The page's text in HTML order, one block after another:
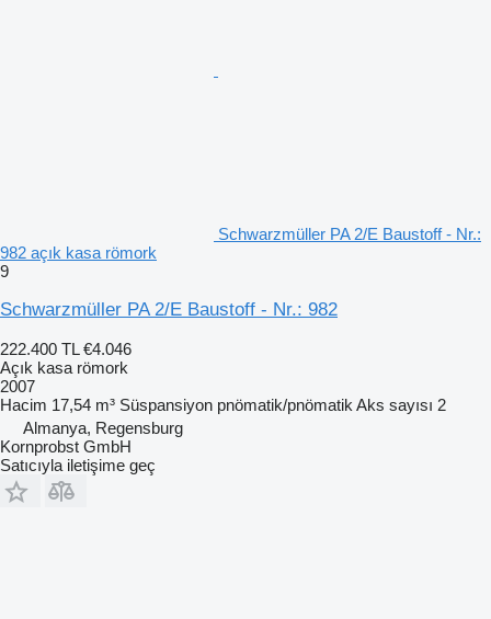
Schwarzmüller PA 2/E Baustoff - Nr.:
982 açık kasa römork
9
Schwarzmüller PA 2/E Baustoff - Nr.: 982
222.400 TL €4.046
Açık kasa römork
2007
Hacim 17,54 m³ Süspansiyon pnömatik/pnömatik Aks sayısı 2
Almanya, Regensburg
Kornprobst GmbH
Satıcıyla iletişime geç